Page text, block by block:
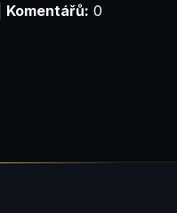
Komentářů: 0